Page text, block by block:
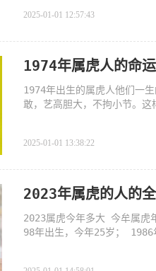
2025-01-01 12:57:43
1974年属虎人的命
1974年出生的属虎人他们一
敢，艺高胆大，不拘小节。
2025-01-01 13:38:22
2023年属虎的人的
2023属虎今年多大 今牟属
98年出生，今年25岁；